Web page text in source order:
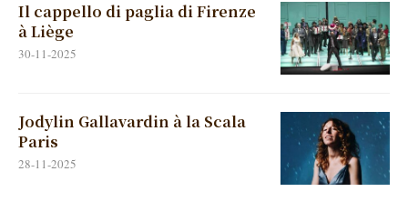
Il cappello di paglia di Firenze
à Liège
30-11-2025
Jodylin Gallavardin à la Scala
Paris
28-11-2025